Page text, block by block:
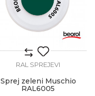
RAL SPREJEVI
Sprej zeleni Muschio
RAL6005